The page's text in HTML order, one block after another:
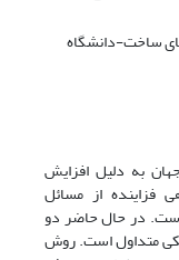
ساخت-دانشگاه
به دلیل افزایش
فزاینده از مسائل
در حال حاضر دو
متداول است. روش